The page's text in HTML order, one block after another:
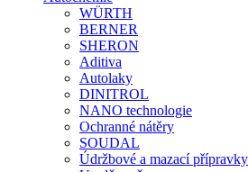
WÜRTH
BERNER
SHERON
Aditiva
Autolaky
DINITROL
NANO technologie
Ochranné nátěry
SOUDAL
Údržbové a mazací přípravky